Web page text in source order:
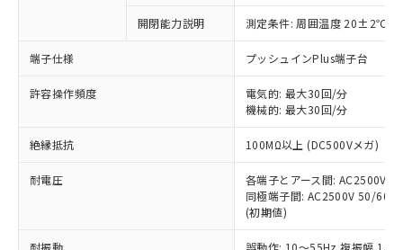
開閉能力説明 測定条件: 周囲温度 20±2℃、
端子仕様 プッシュインPlus端子台
許容操作頻度
電気的: 最大30回/分
機械的: 最大30回/分
絶縁抵抗 100MΩ以上 (DC500Vメガ)
耐電圧
各端子とアース間: AC2500V
同極端子間: AC2500V 50/
(初期値)
耐振動 誤動作: 10～55Hz 複振幅
以下の条件をお読みいただき、同意のうえ
ご利用ください。
本サービスは、当社制御機器事業取扱
商品の当社在庫状況および標準価格
当社制御機器事業取扱商品の中には、
本サービスの対象外となる商品もある
ことをご了承ください。
在庫状況および標準価格照会結果は、
記載している更新日時点での社内デー
対応予定なし：EU RoHS指令（10物質）の
非含有に非対応の商品で、対応品を出す予
定はありません。
調査・確認中：EU RoHS指令（10物質）の
非含有の対応状況を調査中または確認中の
非該当品：ライセンス料など無形物で、有
害物質有無と関係のない商品です。
いたものが、含有品と判明した場合などや
むを得ず変更することがあります。
※1 中国RoHS○×表
「○」：最大均質材料含有率が中国RoHSの
基準値以下であることを示します。
「×」：最大均質材料含有率が中国RoHSの
基準値を超えていることを示します。
「－」：未確認です。当社販売部門へお問
当社は、これら貴社製品のうち、外国
為替および外国貿易法に定める商品
（以下｢規制貨物等」という）を輸出